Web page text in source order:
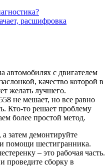
расшифровка
автомобилях с двигателем
качество которой в
желать лучшего.
не мешает, но все равно
Кто-то решает проблему
более простой метод.
затем демонтируйте
помощи шестигранника.
– это рабочая часть.
проведите сборку в